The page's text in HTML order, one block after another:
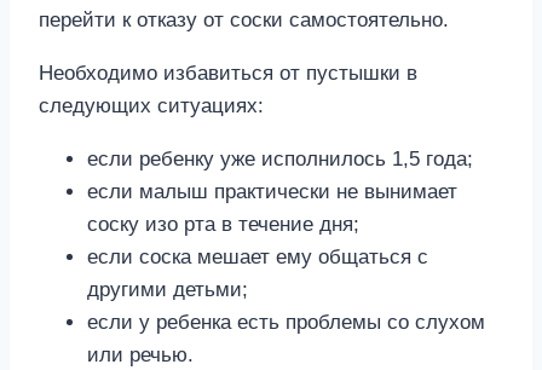
перейти к отказу от соски самостоятельно.
Необходимо избавиться от пустышки в
следующих ситуациях:
если ребенку уже исполнилось 1,5 года;
если малыш практически не вынимает
соску изо рта в течение дня;
если соска мешает ему общаться с
другими детьми;
если у ребенка есть проблемы со слухом
или речью.